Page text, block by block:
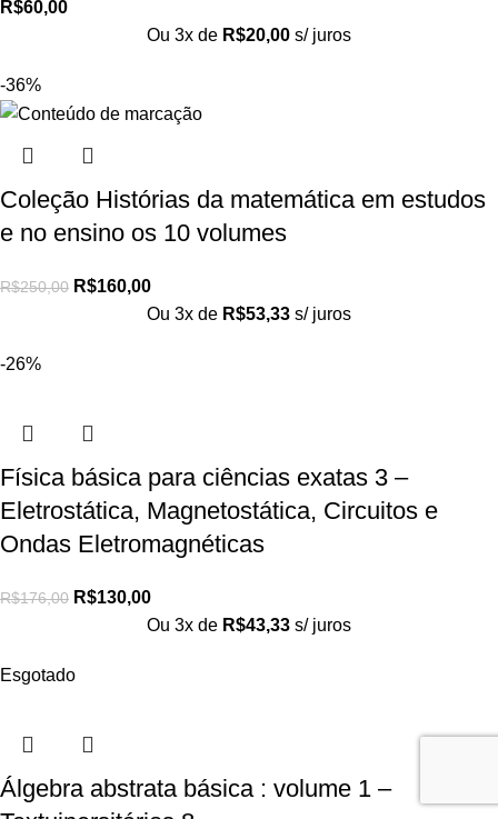
R$60,00
Ou 3x de R$20,00 s/ juros
-36%
Coleção Histórias da matemática em estudos
e no ensino os 10 volumes
R$250,00 R$160,00
Ou 3x de R$53,33 s/ juros
-26%
Física básica para ciências exatas 3 –
Eletrostática, Magnetostática, Circuitos e
Ondas Eletromagnéticas
R$176,00 R$130,00
Ou 3x de R$43,33 s/ juros
Esgotado
Álgebra abstrata básica : volume 1 –